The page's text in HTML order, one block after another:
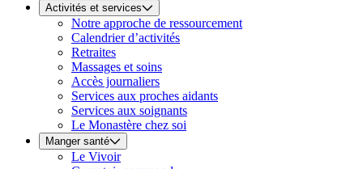
Activités et services
Notre approche de ressourcement
Calendrier d’activités
Retraites
Massages et soins
Accès journaliers
Services aux proches aidants
Services aux soignants
Le Monastère chez soi
Manger santé
Le Vivoir